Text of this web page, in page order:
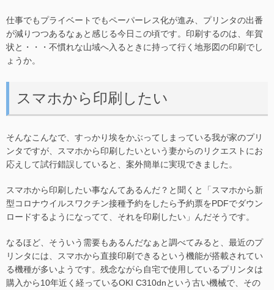
仕事でもプライベートでもペーパーレス化が進み、プリンタの出番
が減りつつあるなぁと感じる今日この頃です。印刷するのは、年賀
状と・・・不慣れな山域へ入るときに持って行く地形図の印刷でし
ょうか。
スマホから印刷したい
そんなこんなで、すっかり埃をかぶってしまっている我が家のプリ
ンタですが、スマホから印刷したいという妻からのリクエストにお
応えして試行錯誤していると、案外簡単に実現できました。
スマホから印刷したい事なんてあるんだ？と聞くと「スマホから新
型コロナウイルスワクチン接種予約をしたら予約票をPDFでダウン
ロードするようになってて、それを印刷したい」んだそうです。
なるほど、そういう需要もあるんだなぁと調べてみると、最近のプ
リンタには、スマホから直接印刷できるという機能が搭載されてい
る機種が多いようです。残念ながら自宅で使用しているプリンタは
購入から10年近く経っているOKI C310dnという古い機械で、その